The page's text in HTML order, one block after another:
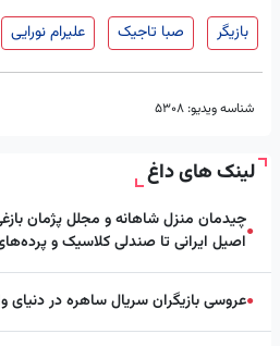
بازیگر صبا تاجیک علیرام نورایی
شناسه ویدیو:
لینک های داغ
●چیدمان منزل شاهانه و مجلل پژمان
اصیل ایرانی تا صندلی کلاسیک و
●عروسی بازیگران سریال ساهره در دنیای